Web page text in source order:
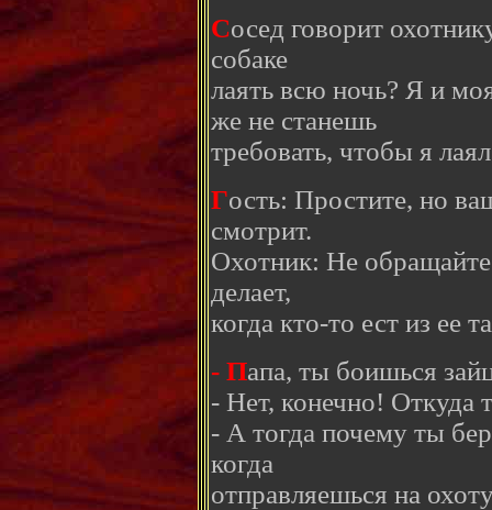
Сосед говорит
собаке
лаять всю ночь? Я и
же не станешь
требовать, чтобы я
Гость: Простите, но
смотрит.
Охотник: Не
делает,
когда кто-то ест из ее
- Папа, ты боишься
- Нет, конечно! Откуда
- А тогда почему ты
когда
отправляешься на